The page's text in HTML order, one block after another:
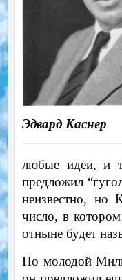
Эдвард Каснер
любые идеи, и
предложил
неизвестно, но
число, в
отныне будет
Но молодой